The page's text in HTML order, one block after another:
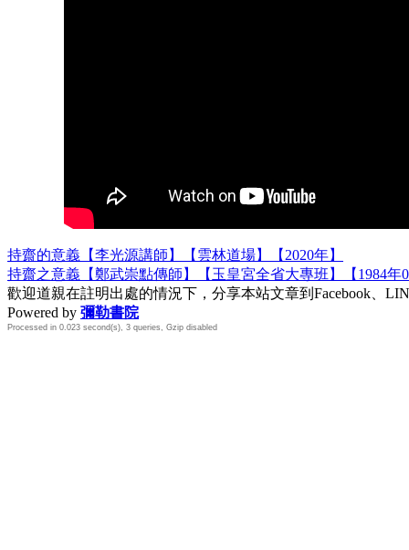
持齋的意義【李光源講師】【雲林道場】【2020年】
持齋之意義【鄭武崇點傳師】【玉皇宮全省大專班】【1984年
歡迎道親在註明出處的情況下，分享本站文章到Facebook、
Powered by 彌勒書院
Processed in 0.023 second(s), 3 queries, Gzip disabled